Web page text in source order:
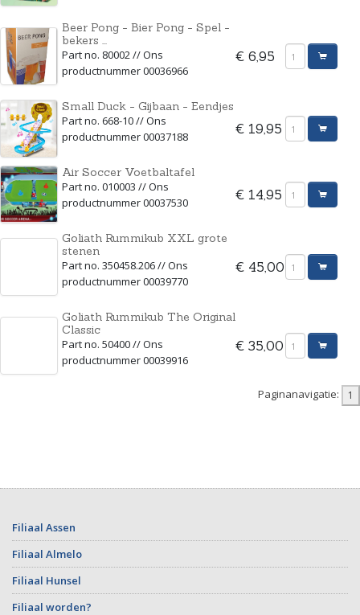
Beer Pong - Bier Pong - Spel -
bekers ...
Part no. 80002 // Ons
productnummer 00036966
€ 6,95
Small Duck - Gijbaan - Eendjes
Part no. 668-10 // Ons
productnummer 00037188
€ 19,95
Air Soccer Voetbaltafel
Part no. 010003 // Ons
productnummer 00037530
€ 14,95
Goliath Rummikub XXL grote
stenen
Part no. 350458.206 // Ons
productnummer 00039770
€ 45,00
Goliath Rummikub The Original
Classic
Part no. 50400 // Ons
productnummer 00039916
€ 35,00
Paginanavigatie:
Filiaal Assen
Filiaal Almelo
Filiaal Hunsel
Filiaal worden?